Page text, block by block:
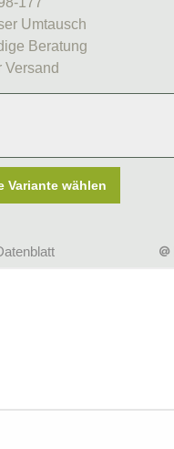
Umtausch
Beratung
Versand
Variante wählen